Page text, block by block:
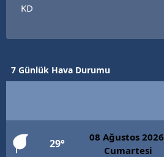
KD
7 Günlük Hava Durumu
29°
08 Ağustos 2026
Cumartesi